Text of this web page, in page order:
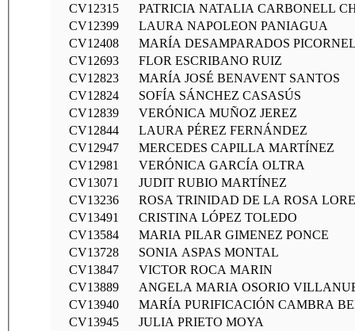
CV12315
PATRICIA NATALIA CARBONELL
CV12399
LAURA NAPOLEON PANIAGUA
CV12408
MARÍA DESAMPARADOS
CV12693
FLOR ESCRIBANO RUIZ
CV12823
MARÍA JOSÉ BENAVENT SANTOS
CV12824
SOFÍA SÁNCHEZ CASASÚS
CV12839
VERÓNICA MUÑOZ JEREZ
CV12844
LAURA PÉREZ FERNÁNDEZ
CV12947
MERCEDES CAPILLA MARTÍNEZ
CV12981
VERÓNICA GARCÍA OLTRA
CV13071
JUDIT RUBIO MARTÍNEZ
CV13236
ROSA TRINIDAD DE LA ROSA
CV13491
CRISTINA LÓPEZ TOLEDO
CV13584
MARIA PILAR GIMENEZ PONCE
CV13728
SONIA ASPAS MONTAL
CV13847
VICTOR ROCA MARIN
CV13889
ANGELA MARIA OSORIO
CV13940
MARÍA PURIFICACIÓN CAMBRA
CV13945
JULIA PRIETO MOYA